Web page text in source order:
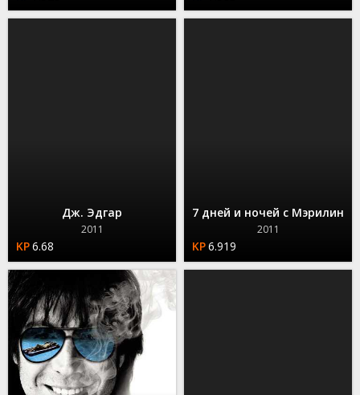
Дж. Эдгар
2011
6.68
7 дней и ночей с Мэрилин
2011
6.919